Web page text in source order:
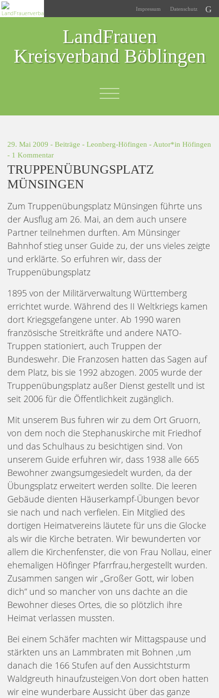
Impressum Datenschutz
LandFrauen
Kreisverband Böblingen
29. Mai 2009 - Beiträge - Leonberg-Höfingen - Autor*in Höfingen
- 1 Kommentar
TRUPPENÜBUNGSPLATZ
MÜNSINGEN
Zum Truppenübungsplatz Münsingen führte uns
der Ausflug am 26. Mai, an dem auch unsere
Partner teilnehmen durften. Am Münsinger
Bahnhof stieg unser Guide zu, der uns vieles zeigte
und erklärte. So erfuhren wir, dass der
Truppenübungsplatz
1895 von der Militärverwaltung Württemberg
errichtet wurde. Während des II Weltkriegs kamen
dort Kriegsgefangene unter. Ab 1990 waren
französische Streitkräfte und andere NATO-
Truppen stationiert, auch Truppen der
Bundeswehr. Die Franzosen hatten das Sagen auf
dem Platz, bis sie 1992 abzogen. 2005 wurde der
Truppenübungsplatz außer Dienst gestellt und ist
seit 2006 für die Öffentlichkeit zugänglich.
Mit unserem Bus fuhren wir zu dem Ort Gruorn,
von dem noch die Stephanuskirche mit Friedhof
und das Schulhaus zu besichtigen sind. Von
unserem Guide erfuhren wir, dass 1938 alle 665
Bewohner zwangsumgesiedelt wurden, da der
Übungsplatz erweitert werden sollte. Die leeren
Gebäude dienten Häuserkampf-Übungen bevor
sie nach und nach verfielen. Ein Mitglied des
dortigen Heimatvereins läutete für uns die Glocke
als wir die Kirche betraten. Wir bewunderten vor
allem die Kirchenfenster, die von Frau Nollau, einer
ehemaligen Höfinger Pfarrfrau,hergestellt wurden.
Zusammen sangen wir „Großer Gott, wir loben
dich“ und so mancher von uns dachte an die
Bewohner dieses Ortes, die so plötzlich ihre
Heimat verlassen mussten.
Bei einem Schäfer machten wir Mittagspause und
stärkten uns an Lammbraten mit Bohnen ,um
danach die 166 Stufen auf den Aussichtsturm
Waldgreuth hinaufzusteigen.Von dort oben hatten
wir eine wunderbare Aussicht über das ganze